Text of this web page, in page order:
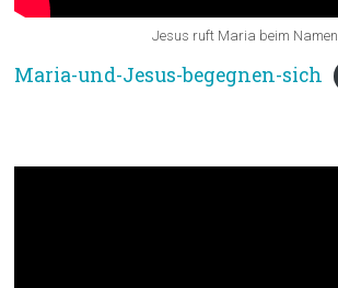
Jesus ruft Maria beim Namen
Maria-und-Jesus-begegnen-sich